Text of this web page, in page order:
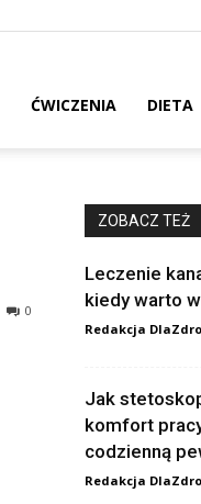
ĆWICZENIA DIETA
0
ZOBACZ TEŻ
Leczenie
kiedy warto
Redakcja
Jak
komfort
codzienną
Redakcja